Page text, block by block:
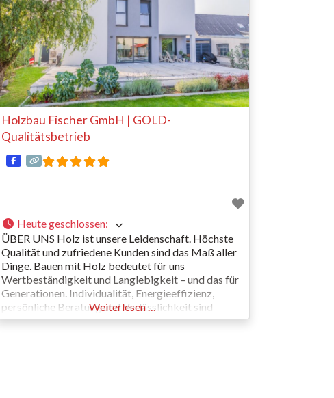
Holzbau Fischer GmbH | GOLD-
Qualitätsbetrieb
Heute geschlossen:
ÜBER UNS Holz ist unsere Leidenschaft. Höchste
Qualität und zufriedene Kunden sind das Maß aller
Dinge. Bauen mit Holz bedeutet für uns
Wertbeständigkeit und Langlebigkeit – und das für
Generationen. Individualität, Energieeffizienz,
persönliche Beratung und Verlässlichkeit sind
Faktoren, die für uns selbstverständlich sind. Wir
Weiterlesen …